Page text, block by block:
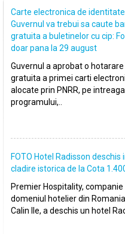
Carte electronica de
Guvernul va trebui sa caute
gratuita a buletinelor cu cip:
doar pana la 29 august
Guvernul a aprobat o
gratuita a primei carti
alocate prin PNRR, pe
programului,..
FOTO Hotel Radisson
cladire istorica de la Cota
Premier Hospitality,
domeniul hotelier din
Calin Ile, a deschis un hotel